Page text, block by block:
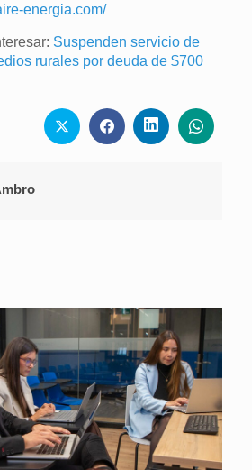
energia.com/
Suspenden servicio de
rurales por deuda de $700